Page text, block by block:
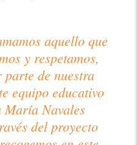
aquello que
y respetamos,
parte de nuestra
equipo educativo
María Navales
del proyecto